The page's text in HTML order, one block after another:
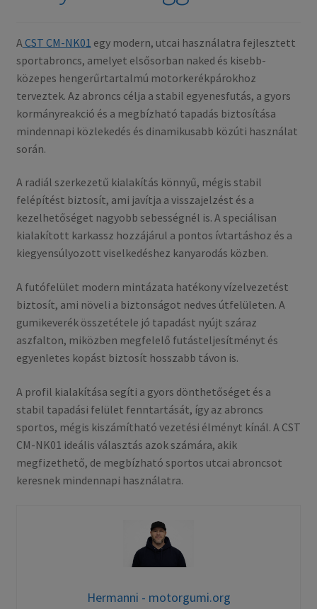
A CST CM-NK01 egy modern, utcai használatra fejlesztett
sportabroncs, amelyet elsősorban naked és kisebb-
közepes hengerűrtartalmú motorkerékpárokhoz
terveztek. Az abroncs célja a stabil egyenesfutás, a gyors
kormányreakció és a megbízható tapadás biztosítása
mindennapi közlekedés és dinamikusabb közúti használat
során.
A radiál szerkezetű kialakítás könnyű, mégis stabil
felépítést biztosít, ami javítja a visszajelzést és a
kezelhetőséget nagyobb sebességnél is. A speciálisan
kialakított karkassz hozzájárul a pontos ívtartáshoz és a
kiegyensúlyozott viselkedéshez kanyarodás közben.
A futófelület modern mintázata hatékony vízelvezetést
biztosít, ami növeli a biztonságot nedves útfelületen. A
gumikeverék összetétele jó tapadást nyújt száraz
aszfalton, miközben megfelelő futásteljesítményt és
egyenletes kopást biztosít hosszabb távon is.
A profil kialakítása segíti a gyors dönthetőséget és a
stabil tapadási felület fenntartását, így az abroncs
sportos, mégis kiszámítható vezetési élményt kínál. A CST
CM-NK01 ideális választás azok számára, akik
megfizethető, de megbízható sportos utcai abroncsot
keresnek mindennapi használatra.
Hermanni - motorgumi.org